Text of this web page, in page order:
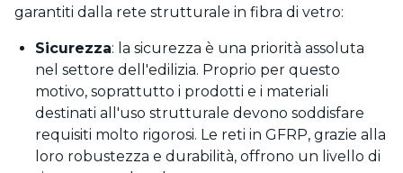
garantiti dalla rete strutturale in fibra di vetro:
Sicurezza: la sicurezza è una priorità assoluta
nel settore dell'edilizia. Proprio per questo
motivo, soprattutto i prodotti e i materiali
destinati all'uso strutturale devono soddisfare
requisiti molto rigorosi. Le reti in GFRP, grazie alla
loro robustezza e durabilità, offrono un livello di